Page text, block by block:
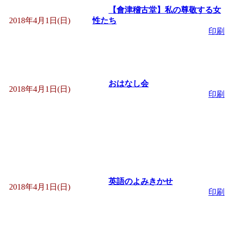
間：2026/07/13～2026/
子育て交流広場「
「赤ちゃん子育て講
付期間：2026/08/10～
まだまだ暑い！コ
2018年4月1日(日)
【會津稽古堂】私の尊敬する女
性たち
印刷
2018年4月1日(日)
おはなし会
印刷
2018年4月1日(日)
英語のよみきかせ
印刷